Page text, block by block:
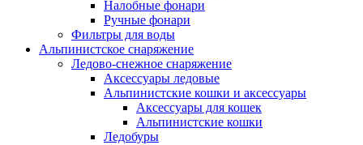
Налобные фонари
Ручные фонари
Фильтры для воды
Альпинистское снаряжение
Ледово-снежное снаряжение
Аксессуары ледовые
Альпинистские кошки и аксессуары
Аксессуары для кошек
Альпинистские кошки
Ледобуры